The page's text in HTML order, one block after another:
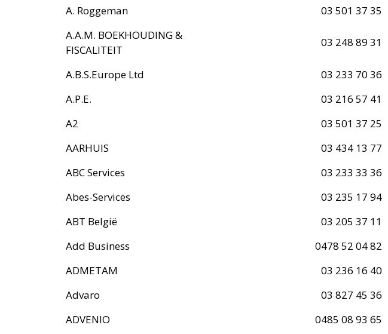
A. Roggeman
03 501 37 35
A.A.M. BOEKHOUDING &
FISCALITEIT
03 248 89 31
A.B.S.Europe Ltd
03 233 70 36
A.P.E.
03 216 57 41
A2
03 501 37 25
AARHUIS
03 434 13 77
ABC Services
03 233 33 36
Abes-Services
03 235 17 94
ABT België
03 205 37 11
Add Business
0478 52 04 82
ADMETAM
03 236 16 40
Advaro
03 827 45 36
ADVENIO
0485 08 93 65